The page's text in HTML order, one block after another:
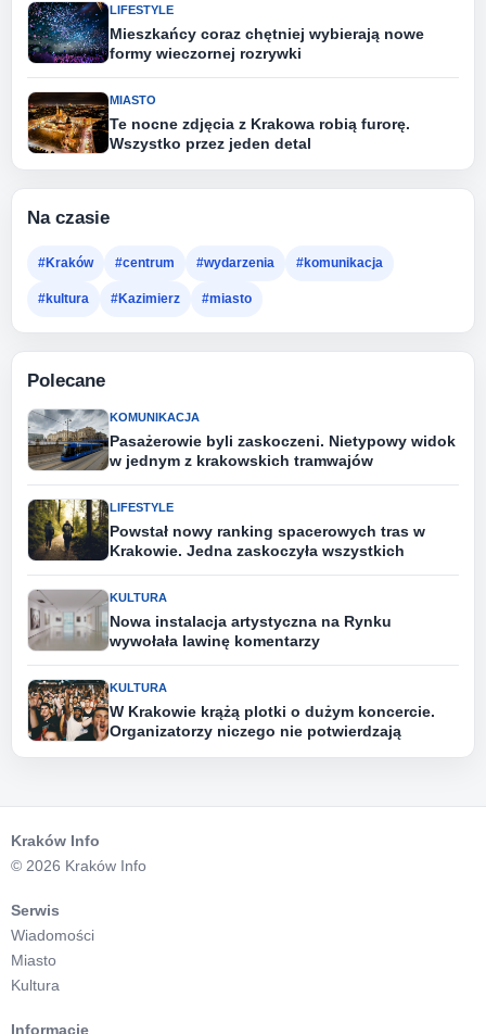
LIFESTYLE
Mieszkańcy coraz chętniej wybierają nowe
formy wieczornej rozrywki
MIASTO
Te nocne zdjęcia z Krakowa robią furorę.
Wszystko przez jeden detal
Na czasie
#Kraków #centrum #wydarzenia #komunikacja
#kultura #Kazimierz #miasto
Polecane
KOMUNIKACJA
Pasażerowie byli zaskoczeni. Nietypowy widok
w jednym z krakowskich tramwajów
LIFESTYLE
Powstał nowy ranking spacerowych tras w
Krakowie. Jedna zaskoczyła wszystkich
KULTURA
Nowa instalacja artystyczna na Rynku
wywołała lawinę komentarzy
KULTURA
W Krakowie krążą plotki o dużym koncercie.
Organizatorzy niczego nie potwierdzają
Kraków Info
© 2026 Kraków Info
Serwis
Wiadomości
Miasto
Kultura
Informacje